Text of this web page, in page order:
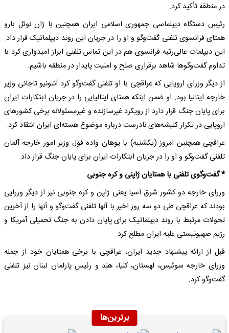
در منطقه تأکید کرد.
رئیس دستگاه دیپلماسی جمهوری اسلامی ایران همچنین با ژان نوئل بارو
همتای فرانسوی تلفنی گفت‌وگو و او را در جریان این روند دیپلماتیک قرار داد.
این دیپلمات عالی‌رتبه فرانسوی هم در این تماس تلفنی ابراز امیدواری کرد با
تداوم گفت‌وگوها شاهد برقراری صلح و امنیت پایدار در منطقه باشیم.
از دیگر وزرای اروپایی که عراقچی با او تلفنی گفت‌وگو کرد آنتونیو تاجانی وزیر
خارجه ایتالیا بود. او ضمن اینکه همتای ایتالیایی را در جریان ابتکارات ایران
برای پایان جنگ قرار دارد از رویکرد غیرسازنده و غیرمسئولانه برخی کشورهای
اروپایی در تکرار کلیشه‌های نادرست درباره موضوع هسته‌ای ایران انتقاد کرد.
عراقچی همچنین امروز (یکشنبه) با یوهان واده فول وزیر امور خارجه آلمان
تلفنی گفت‌وگو و او را در جریان ابتکارات ایران برای پایان جنگ قرار داد.
* گفت‌وگوی تلفنی با همتایان ژاپنی و کره جنوبی
وزرای خارجه دو کشور شرق آسیا یعنی ژاپن و کره جنوبی نیز از دیگر وزرایی
بودند که عراقچی طی دو سه روز اخیر با آنها تلفنی گفت‌وگو و آنها را از آخرین
تحولات مرتبط با روند دیپلماتیک برای پایان دادن به جنگ تحمیلی آمریکا و
رژیم صهیونیستی علیه ایران مطلع کرد.
قبل از ارائه پیشنهاد جدید ایران، عراقچی با برخی همتایان خود از جمله
وزرای خارجه سوئیس، لهستان، کنیا، هند و رئیس پارلمان لبنان نیز تلفنی
گفت‌وگو کرد.
برترین‌ها